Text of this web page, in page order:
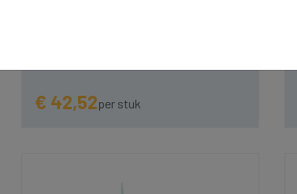
€ 42,52per stuk